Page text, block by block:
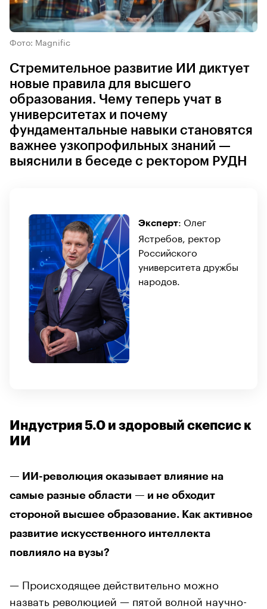
Фото: Magnific
Стремительное развитие ИИ диктует
новые правила для высшего
образования. Чему теперь учат в
университетах и почему
фундаментальные навыки становятся
важнее узкопрофильных знаний —
выяснили в беседе с ректором РУДН
Эксперт: Олег
Ястребов, ректор
Российского
университета дружбы
народов.
Индустрия 5.0 и здоровый скепсис к
ИИ
— ИИ-революция оказывает влияние на
самые разные области — и не обходит
стороной высшее образование. Как активное
развитие искусственного интеллекта
повлияло на вузы?
— Происходящее действительно можно
назвать революцией — пятой волной научно-